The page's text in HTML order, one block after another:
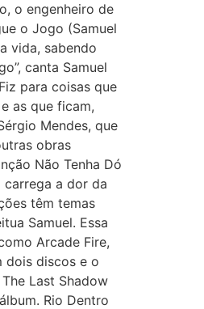
o engenheiro de
o Jogo (Samuel
vida, sabendo
canta Samuel
para coisas que
as que ficam,
Mendes, que
obras
Não Tenha Dó
carrega a dor da
têm temas
Samuel. Essa
Arcade Fire,
dois discos e o
Last Shadow
Rio Dentro